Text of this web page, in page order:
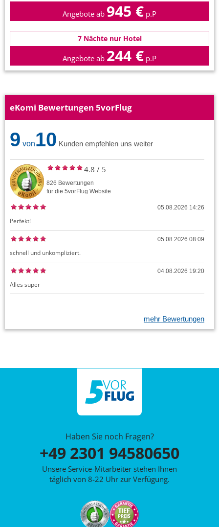
Angebote ab 945 € p.P
7 Nächte nur Hotel
Angebote ab 244 € p.P
eKomi Bewertungen 5vorFlug
9 von10 Kunden empfehlen uns weiter
4.8 / 5
826 Bewertungen
für die 5vorFlug Website
05.08.2026 14:26
Perfekt!
05.08.2026 08:09
schnell und unkompliziert.
04.08.2026 19:20
Alles super
mehr Bewertungen
Haben Sie noch Fragen?
+49 2301 94580650
Unsere Service-Mitarbeiter stehen Ihnen
täglich von 8-22 Uhr zur Verfügung.